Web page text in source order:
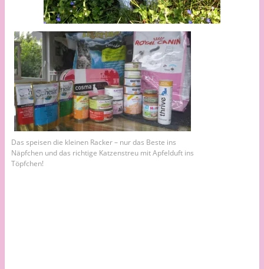
Das speisen die kleinen Racker – nur das Beste ins
Näpfchen und das richtige Katzenstreu mit Apfelduft ins
Töpfchen!